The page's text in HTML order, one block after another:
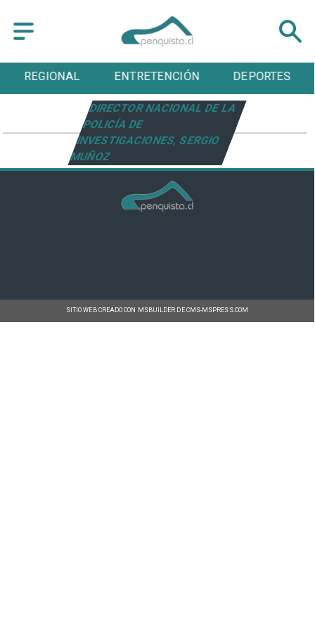
REGIONAL ENTRETENCIÓN DEPORTES
DIRECTOR NACIONAL DE LA
POLICÍA DE
INVESTIGACIONES, SERGIO
MUÑOZ
SITIO WEB CREADO CON MSBUILDER DE CMS-MSPRESS.COM